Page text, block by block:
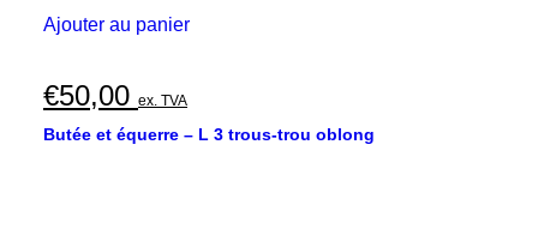
Ajouter au panier
€50,00 ex. TVA
Butée et équerre – L 3 trous-trou oblong